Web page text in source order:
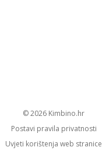
© 2026
kimbino.hr
Postavi pravila privatnosti
Uvjeti korištenja web stranice